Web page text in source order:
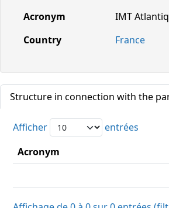
Acronym
IMT
Country
France
Structure in connection with the
Afficher entrées
Acronym